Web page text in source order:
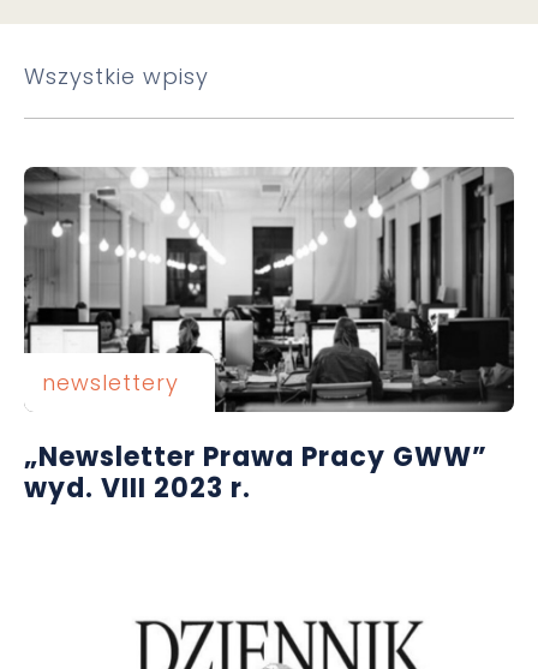
Wszystkie wpisy
newslettery
„Newsletter Prawa Pracy GWW”
wyd. VIII 2023 r.